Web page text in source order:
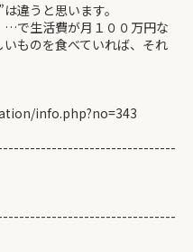
違うと思います。
…で生活費が月１００万円な
ものを食べていれば、それ
info.php?no=343
つ◆